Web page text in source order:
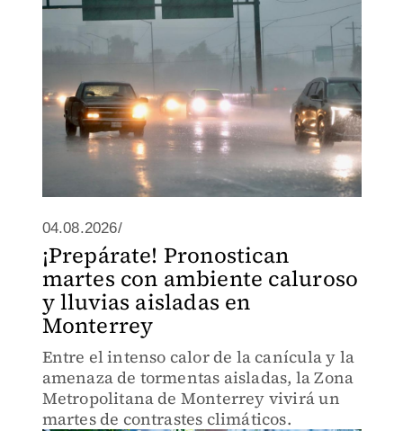
04.08.2026/
¡Prepárate! Pronostican
martes con ambiente caluroso
y lluvias aisladas en
Monterrey
Entre el intenso calor de la canícula y la
amenaza de tormentas aisladas, la Zona
Metropolitana de Monterrey vivirá un
martes de contrastes climáticos.